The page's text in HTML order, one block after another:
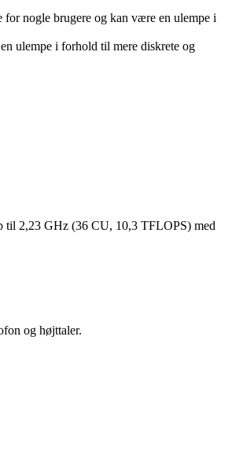
nogle brugere og kan være en ulempe i
ulempe i forhold til mere diskrete og
til 2,23 GHz (36 CU, 10,3 TFLOPS) med
og højttaler.